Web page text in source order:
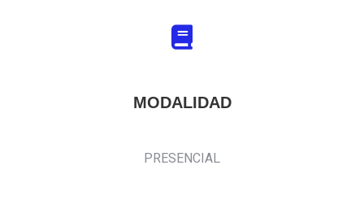
MODALIDAD
PRESENCIAL